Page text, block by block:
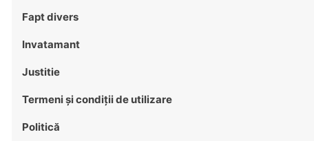
Fapt divers
Invatamant
Justitie
Termeni și condiții de utilizare
Politică